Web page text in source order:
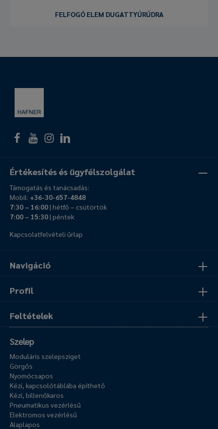
FELFOGÓ ELEM DUGATTYÚRÚDRA
Navigáció
Profil
Feltételek
Értékesítés és ügyfélszolgálat
Támogatás és tanácsadás:
Mobil: +36-30-657-4848
7:30 – 16:00| hétfő – csütörtök
7:00 – 15:30| péntek
Kapcsolatfelvételi űrlap
Szelep
Moduláris szelepsziget
Görgős
Nyomócsapos
Kézi, kapcsolótáblába építhető
Kézi, billenőkaros
Pneumatikus vezérlésű
Elektromos vezérlésű
Alaplapos